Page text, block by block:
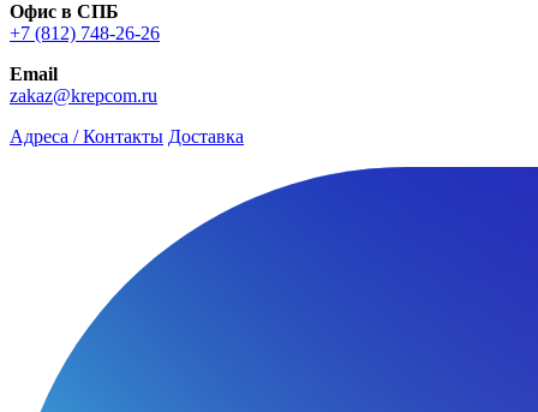
Офис в СПБ
+7 (812) 748‑26-26
Email
zakaz@krepcom.ru
Адреса / Контакты Доставка